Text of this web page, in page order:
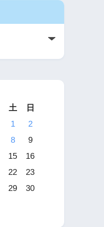
土
日
1
2
8
9
15
16
22
23
29
30